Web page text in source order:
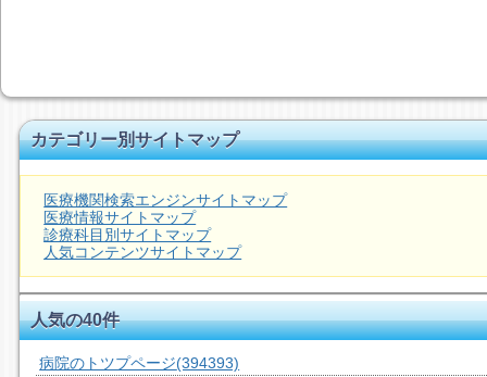
カテゴリー別サイトマップ
医療機関検索エンジンサイトマップ
医療情報サイトマップ
診療科目別サイトマップ
人気コンテンツサイトマップ
人気の40件
病院のトツプページ(394393)